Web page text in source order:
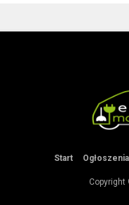
Start Ogłoszenia